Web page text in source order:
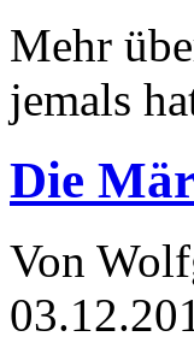
Mehr
jemals
Die
Von